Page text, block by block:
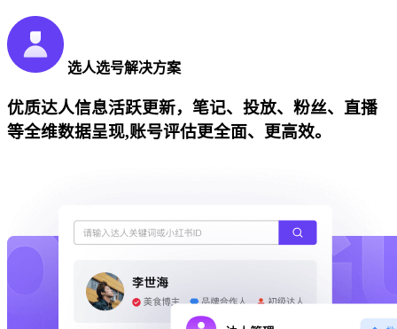
选人选号解决方案
优质达人信息活跃更新，笔记、投放、粉丝、直播
等全维数据呈现,账号评估更全面、更高效。